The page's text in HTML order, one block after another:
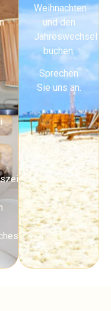
Weihnachten
und den
Jahreswechsel
buchen.
Sprechen
Sie uns an.